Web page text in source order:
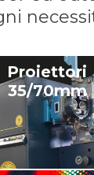
Proiettori
35/70mm